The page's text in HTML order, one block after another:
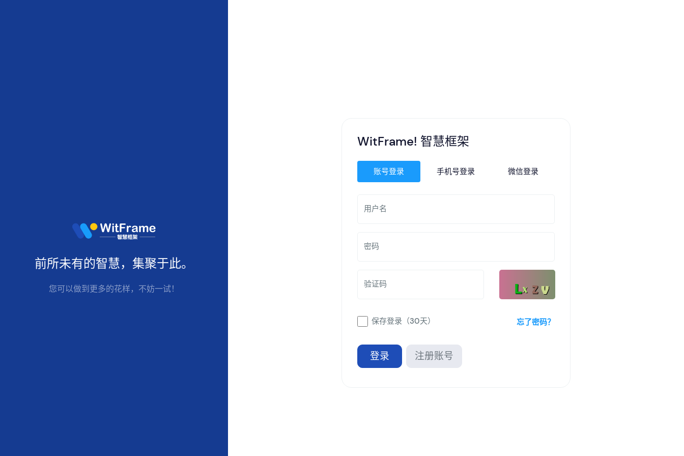
前所未有的智慧，集聚于此。
您可以做到更多的花样，不妨一试！
WitFrame! 智慧框架
账号登录 手机号登录 微信登录
用户名
密码
验证码
保存登录（30天） 忘了密码？
登录 注册账号